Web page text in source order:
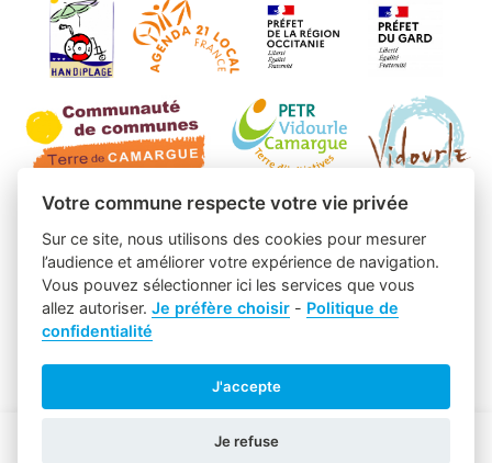
Votre commune respecte votre vie privée
Sur ce site, nous utilisons des cookies pour mesurer
l’audience et améliorer votre expérience de navigation.
Vous pouvez sélectionner ici les services que vous
allez autoriser.Je préfère choisir - Politique de
confidentialité
J'accepte
Je refuse